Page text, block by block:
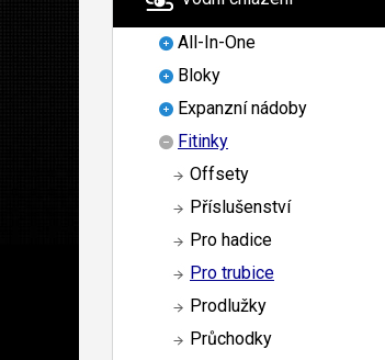
All-In-One
Bloky
Expanzní nádoby
Fitinky
Offsety
Příslušenství
Pro hadice
Pro trubice
Prodlužky
Průchodky